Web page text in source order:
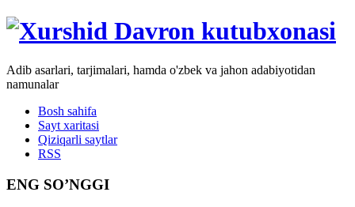
Adib asarlari, tarjimalari, hamda o'zbek va jahon adabiyotidan
namunalar
Bosh sahifa
Sayt xaritasi
Qiziqarli saytlar
RSS
ENG SO’NGGI